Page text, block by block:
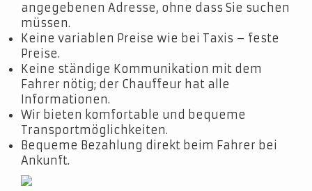
angegebenen Adresse, ohne dass Sie suchen
müssen.
Keine variablen Preise wie bei Taxis – feste
Preise.
Keine ständige Kommunikation mit dem
Fahrer nötig; der Chauffeur hat alle
Informationen.
Wir bieten komfortable und bequeme
Transportmöglichkeiten.
Bequeme Bezahlung direkt beim Fahrer bei
Ankunft.